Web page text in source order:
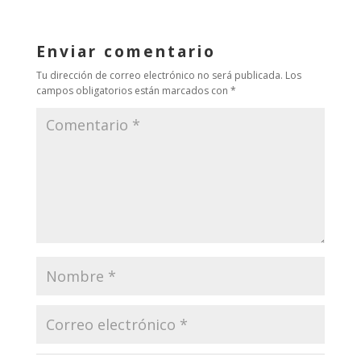
Enviar comentario
Tu dirección de correo electrónico no será publicada. Los
campos obligatorios están marcados con *